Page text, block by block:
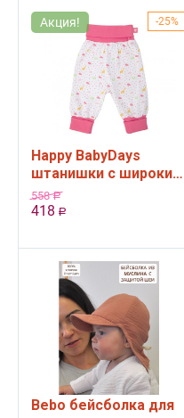
Акция! 25%
Happy BabyDays
штанишки с широким
поясом, Дождик
любви, розовый (56
558 Р
418 Р
Bebo бейсболка для